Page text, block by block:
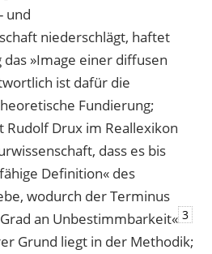
und
niederschlägt, haftet
»Image einer diffusen
ist dafür die
Fundierung;
Drux im Reallexikon
dass es bis
Definition« des
wodurch der Terminus
an Unbestimmbarkeit« 3
Grund liegt in der Methodik;